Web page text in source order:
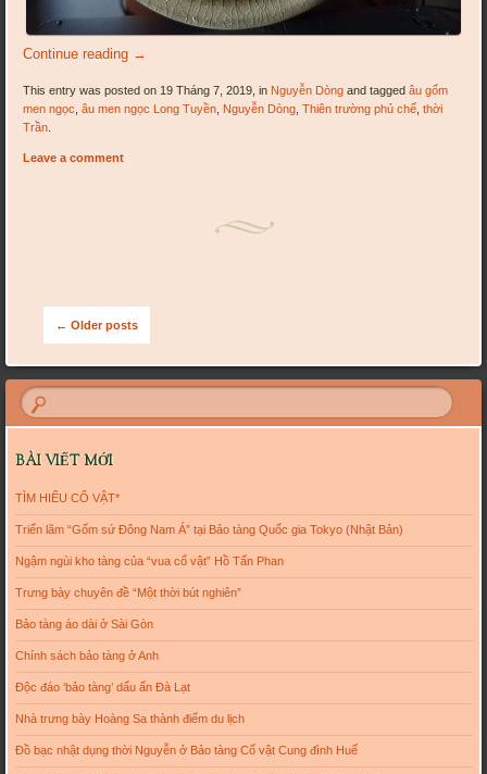
Continue reading →
This entry was posted on 19 Tháng 7, 2019, in Nguyễn Dòng and taggedâu gốm
men ngọc ,âu men ngọc Long Tuyền Nguyễn Dòng ,Thiên trường phủ chế ,thời
Trần
Leave a comment
Post navigation
← Older posts
BÀI VIẾT MỚI
TÌM HIỂU CỔ VẬT*
Triển lãm “Gốm sứ Đông Nam Á” tại Bảo tàng Quốc gia Tokyo (Nhật Bản)
Ngậm ngùi kho tàng của “vua cổ vật” Hồ Tấn Phan
Trưng bày chuyên đề “Một thời bút nghiên”
Bảo tàng áo dài ở Sài Gòn
Chính sách bảo tàng ở Anh
Độc đáo ‘bảo tàng’ dấu ấn Đà Lạt
Nhà trưng bày Hoàng Sa thành điểm du lịch
Đồ bạc nhật dụng thời Nguyễn ở Bảo tàng Cổ vật Cung đình Huế